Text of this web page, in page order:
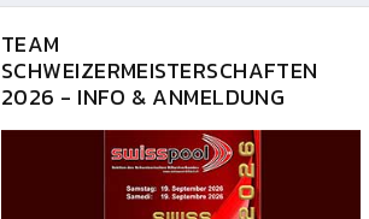
TEAM
SCHWEIZERMEISTERSCHAFTEN
2026 - INFO & ANMELDUNG